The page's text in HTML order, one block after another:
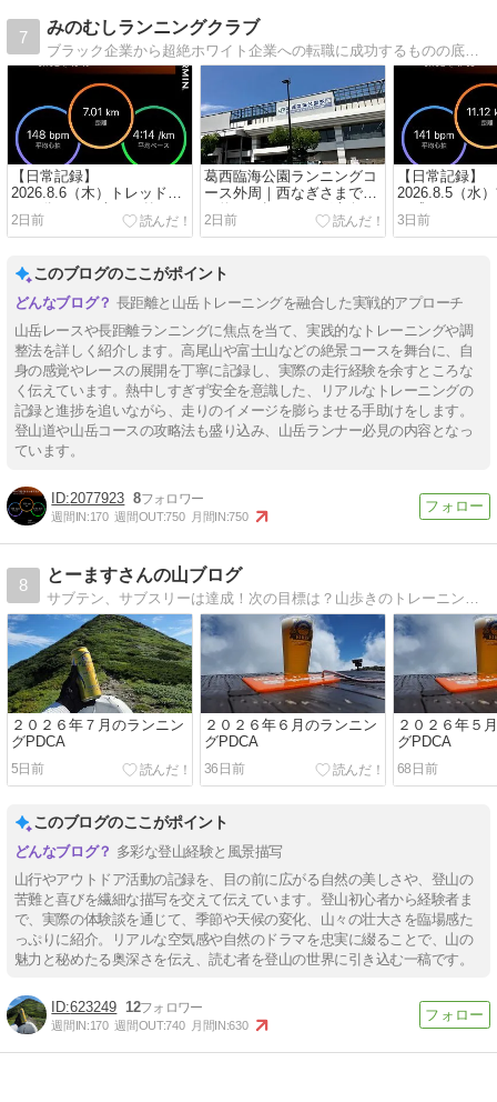
7
みのむしランニングクラブ
ブラック企業から超絶ホワイト企業への転職に成功するものの底辺部署に配属され困惑の日々と闘うポンコツサラリーマン兼初心者市民ランナーの日常ブログです。
【日常記録】
2026.8.6（木）トレッドミ
ル30分ペース走から外ラン
10kmへ｜混雑に合わせて
2日前
葛西臨海公園ランニングコ
ース外周｜西なぎさまで巡
る約6km超のロング走向け
コース
2日前
【日常記録】
2026.8.5（水
を感じながら
週末ロング走
3日前
このブログのここがポイント
長距離と山岳トレーニングを融合した実戦的アプローチ
山岳レースや長距離ランニングに焦点を当て、実践的なトレーニングや調
整法を詳しく紹介します。高尾山や富士山などの絶景コースを舞台に、自
身の感覚やレースの展開を丁寧に記録し、実際の走行経験を余すところな
く伝えています。熱中しすぎず安全を意識した、リアルなトレーニングの
記録と進捗を追いながら、走りのイメージを膨らませる手助けをします。
登山道や山岳コースの攻略法も盛り込み、山岳ランナー必見の内容となっ
ています。
2077923 8
週間IN:170 週間OUT:750 月間IN:750
8
とーますさんの山ブログ
サブテン、サブスリーは達成！次の目標は？山歩きのトレーニングとして始めたランニングにはまってしまいました。
２０２６年７月のランニン
グPDCA
5日前
２０２６年６月のランニン
グPDCA
36日前
２０２６年５
グPDCA
68日前
このブログのここがポイント
多彩な登山経験と風景描写
山行やアウトドア活動の記録を、目の前に広がる自然の美しさや、登山の
苦難と喜びを繊細な描写を交えて伝えています。登山初心者から経験者ま
で、実際の体験談を通じて、季節や天候の変化、山々の壮大さを臨場感た
っぷりに紹介。リアルな空気感や自然のドラマを忠実に綴ることで、山の
魅力と秘めたる奥深さを伝え、読む者を登山の世界に引き込む一稿です。
623249 12
週間IN:170 週間OUT:740 月間IN:630